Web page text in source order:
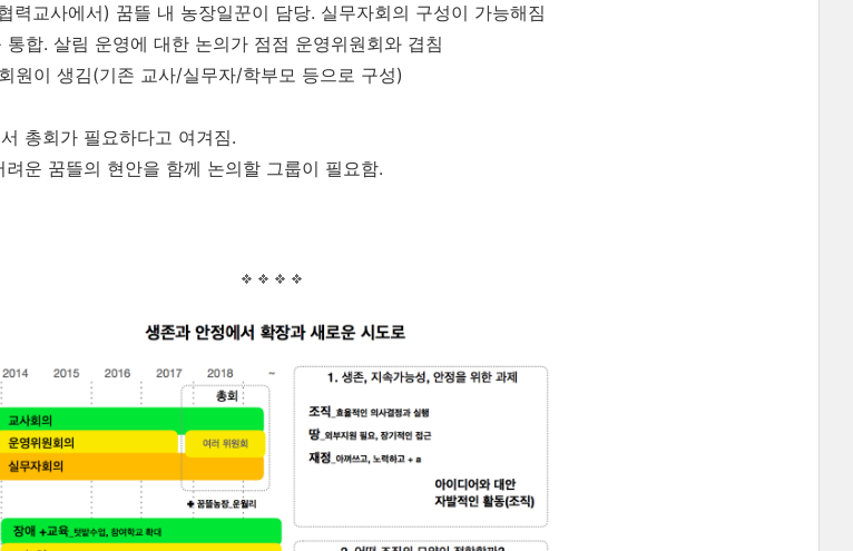
력교사에서) 꿈뜰 내 농장일꾼이 담당. 실무자회의 구성이 가능해짐
합. 살림 운영에 대한 논의가 점점 운영위원회와 겹침
원이 생김(기존 교사/실무자/학부모 등으로 구성)
총회가 필요하다고 여겨짐.
운 꿈뜰의 현안을 함께 논의할 그룹이 필요함.